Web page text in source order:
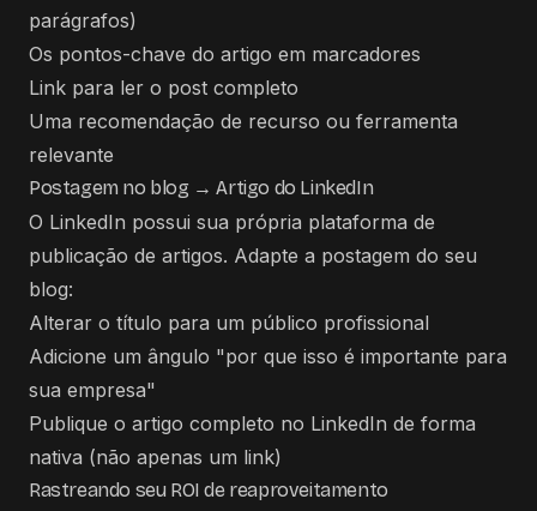
parágrafos)
Os pontos-chave do artigo em marcadores
Link para ler o post completo
Uma recomendação de recurso ou ferramenta
relevante
Postagem no blog → Artigo do LinkedIn
O LinkedIn possui sua própria plataforma de
publicação de artigos. Adapte a postagem do seu
blog:
Alterar o título para um público profissional
Adicione um ângulo "por que isso é importante para
sua empresa"
Publique o artigo completo no LinkedIn de forma
nativa (não apenas um link)
Rastreando seu ROI de reaproveitamento